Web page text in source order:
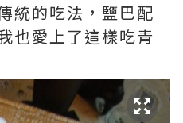
統的吃法，鹽巴配
也愛上了這樣吃青